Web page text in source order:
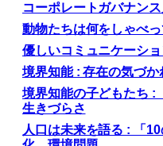
コーポレートガバナン
動物たちは何をしゃべ
優しいコミュニケーシ
境界知能 : 存在の気づか
境界知能の子どもたち :
生きづらさ
人口は未来を語る : 「